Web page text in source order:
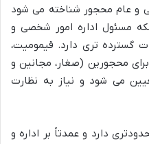
و عام محجور شناخته می شود
مسئول اداره امور شخصی و
گسترده تری دارد. قیمومیت،
محجورین (صغار، مجانین و
می شود و نیاز به نظارت
دارد و عمدتاً بر اداره و